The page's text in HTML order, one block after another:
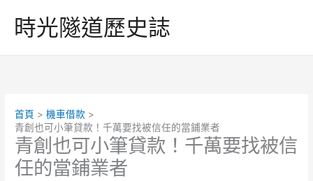
時光隧道歷史誌
首頁
機車借款
青創也可小筆貸款！千萬要找被信任的當鋪業者
青創也可小筆貸款！千萬要找被信
任的當鋪業者